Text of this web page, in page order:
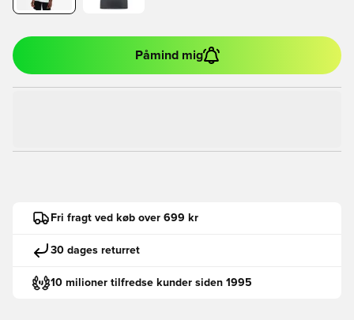
Påmind mig
Fri fragt ved køb over 699 kr
30 dages returret
10 milioner tilfredse kunder siden 1995